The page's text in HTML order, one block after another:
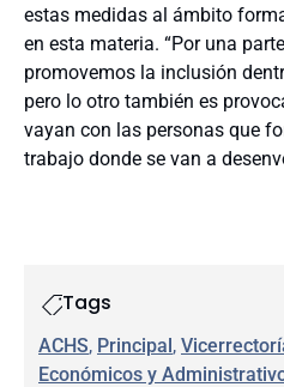
estas medidas al ámbito
en esta materia. “Por una
promovemos la inclusión
pero lo otro también es
vayan con las personas que
trabajo donde se van a
Tags
ACHS, Principal,
Económicos y